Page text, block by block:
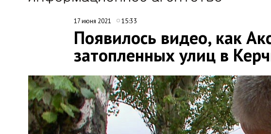
17 июня 2021 15:33
Появилось видео, как
затопленных улиц в